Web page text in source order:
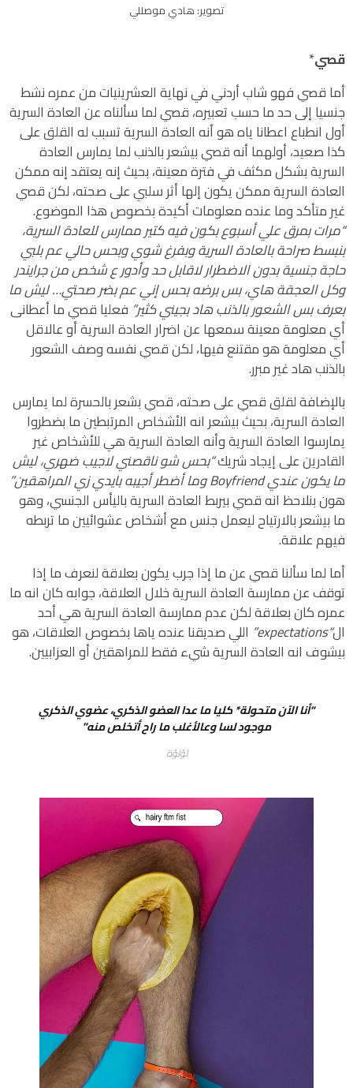
تصوير: هادي موصللي
قصي*
أما قصي فهو شاب أردني في نهاية العشرينيات من عمره نشط
جنسيا إلى حد ما حسب تعبيره، قصي لما سألناه عن العادة السرية
أول انطباع اعطانا ياه هو أنه العادة السرية تسبب له القلق على
كذا صعيد، أولهما أنه قصي بيشعر بالذنب لما يمارس العادة
السرية بشكل مكثف في فترة معينة، بحيث إنه يعتقد إنه ممكن
العادة السرية ممكن يكون إلها أثر سلبي على صحته، لكن قصي
غير متأكد وما عنده معلومات أكيدة بخصوص هذا الموضوع.
“مرات بمرق علي أسبوع بكون فيه كتير ممارس للعادة السرية،
بنبسط صراحة بالعادة السرية وبفرغ شوي وبحس حالي عم بلبي
حاجة جنسية بدون الاضطرار لاقابل حد وأدور ع شخص من جرايندر
وكل العجقة هاي، بس برضه بحس إني عم بضر صحتي… ليش ما
بعرف بس الشعور بالذنب هاد بجيني كثير” فعليا قصي ما أعطانى
أي معلومة معينة سمعها عن اضرار العادة السرية أو عالاقل
أي معلومة هو مقتنع فيها، لكن قصي نفسه وصف الشعور
بالذنب هاد غير مبرر.
بالإضافة لقلق قصي على صحته، قصي بشعر بالحسرة لما يمارس
العادة السرية، بحيث بيشعر انه الأشخاص المرتبطين ما بضطروا
يمارسوا العادة السرية وأنه العادة السرية هي للأشخاص غير
القادرين على إيجاد شريك“بحس شو ناقصني لاجيب ضهري، ليش
ما يكون عندي Boyfriend وما أضطر أجيبه بايدي زي المراهقين”
هون بنلاحظ انه قصي بيربط العادة السرية باليأس الجنسي، وهو
ما بيشعر بالارتياح ليعمل جنس مع أشخاص عشوائيين ما تربطه
فيهم علاقة.
أما لما سألنا قصي عن ما إذا جرب يكون بعلاقة لنعرف ما إذا
توقف عن ممارسة العادة السرية خلال العلاقة، جوابه كان انه ما
عمره كان بعلاقة لكن عدم ممارسة العادة السرية هي أحد
ال“expectations” اللي صديقنا عنده ياها بخصوص العلاقات، هو
بيشوف انه العادة السرية شيء فقط للمراهقين أو العزابيين.
“أنا الآن متحولة* كليا ما عدا العضو الذكري، عضوي الذكري
موجود لسا وعالأغلب ما راح أتخلص منه”
لؤلؤة